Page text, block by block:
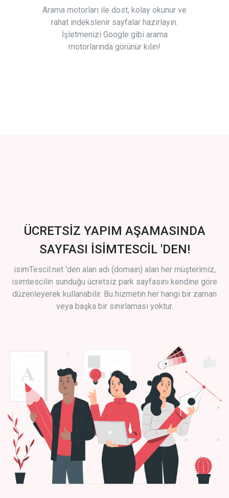
Arama motorları ile dost, kolay okunur ve
rahat indekslenir sayfalar hazırlayın.
İşletmenizi Google gibi arama
motorlarında görünür kılın!
ÜCRETSİZ YAPIM AŞAMASINDA
SAYFASI İSİMTESCİL 'DEN!
isimTescil.net 'den alan adı (domain) alan her müşterimiz,
isimtescilin sunduğu ücretsiz park sayfasını kendine göre
düzenleyerek kullanabilir. Bu hizmetin her hangi bir zaman
veya başka bir sınırlaması yoktur.